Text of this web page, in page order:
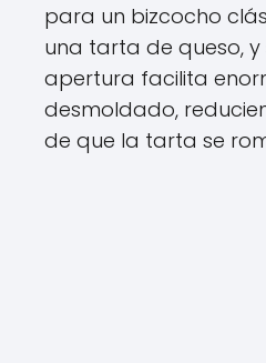
para un bizcocho
una tarta de queso, y
apertura facilita
desmoldado,
de que la tarta se